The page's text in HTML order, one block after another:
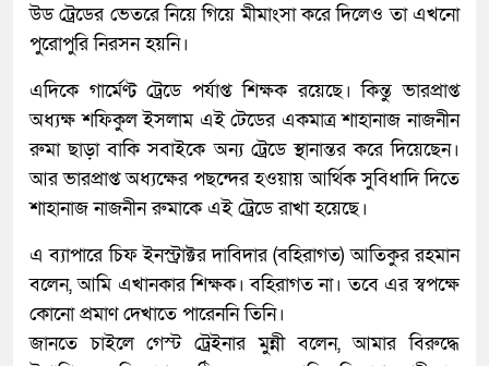
উড ট্রেডের ভেতরে নিয়ে গিয়ে মীমাংসা করে দিলেও তা এখনো
পুরোপুরি নিরসন হয়নি।
এদিকে গার্মেণ্ট ট্রেডে পর্যাপ্ত শিক্ষক রয়েছে। কিন্তু ভারপ্রাপ্ত
অধ্যক্ষ শফিকুল ইসলাম এই টেডের একমাত্র শাহানাজ নাজনীন
রুমা ছাড়া বাকি সবাইকে অন্য ট্রেডে স্থানান্তর করে দিয়েছেন।
আর ভারপ্রাপ্ত অধ্যক্ষের পছন্দের হওয়ায় আর্থিক সুবিধাদি দিতে
শাহানাজ নাজনীন রুমাকে এই ট্রেডে রাখা হয়েছে।
এ ব্যাপারে চিফ ইনস্ট্রাক্টর দাবিদার (বহিরাগত) আতিকুর রহমান
বলেন, আমি এখানকার শিক্ষক। বহিরাগত না। তবে এর স্বপক্ষে
কোনো প্রমাণ দেখাতে পারেননি তিনি।
জানতে চাইলে গেস্ট ট্রেইনার মুন্নী বলেন, আমার বিরুদ্ধে